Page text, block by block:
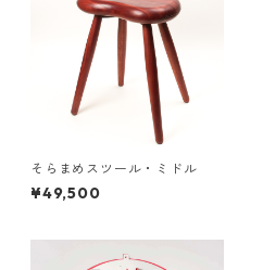
そらまめスツール・ミドル
¥49,500